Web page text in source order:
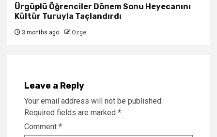
Ürgüplü Öğrenciler Dönem Sonu Heyecanını
Kültür Turuyla Taçlandırdı
3 months ago Ozge
Leave a Reply
Your email address will not be published.
Required fields are marked *
Comment *